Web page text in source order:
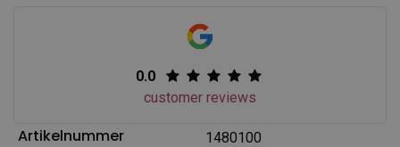
0.0
customer reviews
Artikelnummer 1480100